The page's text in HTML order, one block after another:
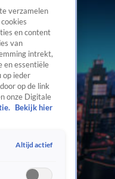
verzamelen
en content
van
intrekt,
en essentiële
op ieder
op de link
onze Digitale
Bekijk hier
Altijd actief